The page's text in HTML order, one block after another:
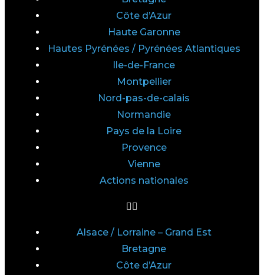
Côte d’Azur
Haute Garonne
Hautes Pyrénées / Pyrénées Atlantiques
Ile-de-France
Montpellier
Nord-pas-de-calais
Normandie
Pays de la Loire
Provence
Vienne
Actions nationales
Alsace / Lorraine – Grand Est
Bretagne
Côte d’Azur